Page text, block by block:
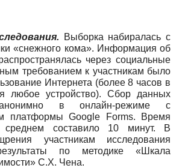
Выборка набиралась с
«снежного кома». Информация об
через социальные
требованием к участникам было
Интернета (более 8 часов в
любое устройство). Сбор данных
в онлайн-режиме с
платформы Google Forms. Время
среднем составило 10 минут. В
участникам исследования
по методике «Шкала
С.Х. Чена.